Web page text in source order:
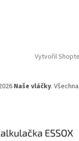
Vytvořil
Naše vláčky.
ESSOX